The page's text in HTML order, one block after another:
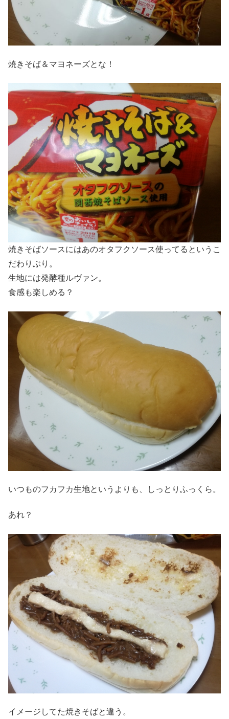
焼きそば＆マヨネーズとな！
焼きそばソースにはあのオタフクソース使ってるというこ
だわりぶり。
生地には発酵種ルヴァン。
食感も楽しめる？
いつものフカフカ生地というよりも、しっとりふっくら。
あれ？
イメージしてた焼きそばと違う。